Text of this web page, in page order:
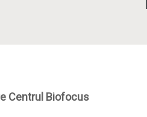
Centrul Biofocus